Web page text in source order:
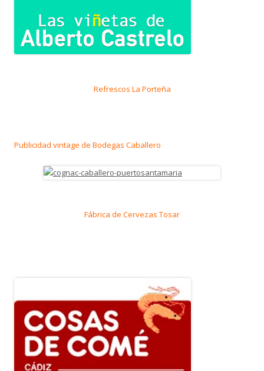
Refrescos La Porteña
Publicidad vintage de Bodegas Caballero
Fábrica de Cervezas Tosar